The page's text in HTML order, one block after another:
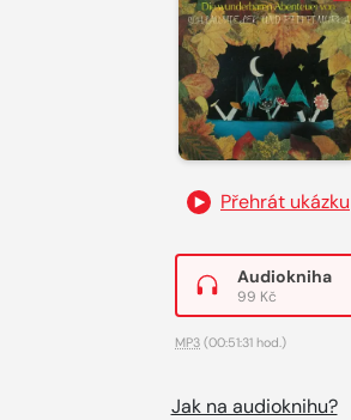
Přehrát ukázku
Audiokniha
99 Kč
MP3 (00:51:31 hod.)
Jak na audioknihu?